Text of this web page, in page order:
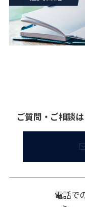
ご質問・ご相談
電話で